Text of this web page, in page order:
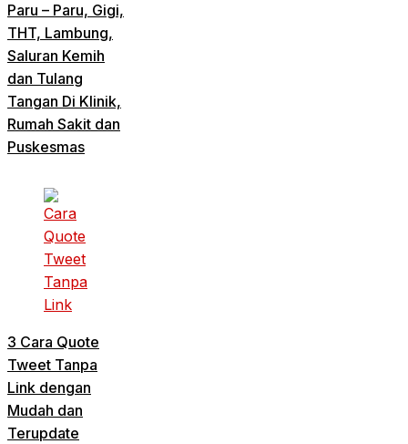
Paru – Paru, Gigi,
THT, Lambung,
Saluran Kemih
dan Tulang
Tangan Di Klinik,
Rumah Sakit dan
Puskesmas
3 Cara Quote
Tweet Tanpa
Link dengan
Mudah dan
Terupdate